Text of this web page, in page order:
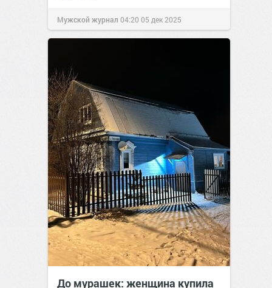
Мужской журнал 04:20 05 дек 2025
До мурашек: женщина купила